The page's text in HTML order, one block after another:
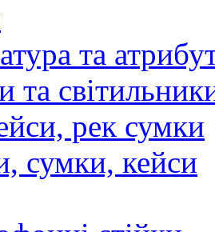
та
та
рек сумки
сумки, кейси